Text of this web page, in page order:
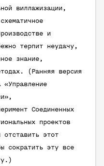
виллажизации,
и
терпит неудачу,
знание,
(Ранняя версия
«Управление
Соединенных
проектов
этот
сократить эту все